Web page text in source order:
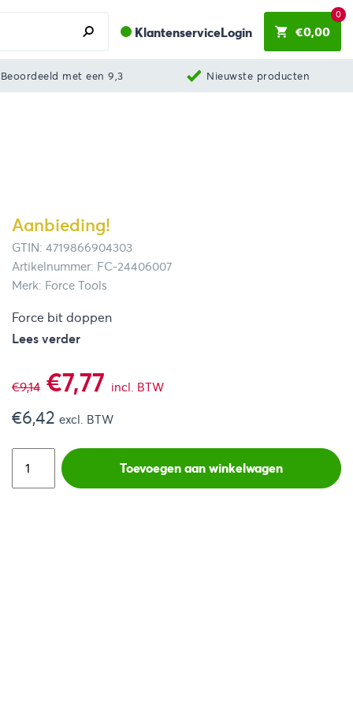
KlantenserviceLogin €0,00
0
Beoordeeld met een 9,3 Nieuwste producten
Aanbieding!
GTIN: 4719866904303
Artikelnummer: FC-24406007
Merk: Force Tools
Force bit doppen
Lees verder
€9,14 Oorspronkelijke
prijs
was:
€7,77 Huidige
prijs
is:
incl. BTW
€6,42 excl. BTW
Toevoegen aan winkelwagen